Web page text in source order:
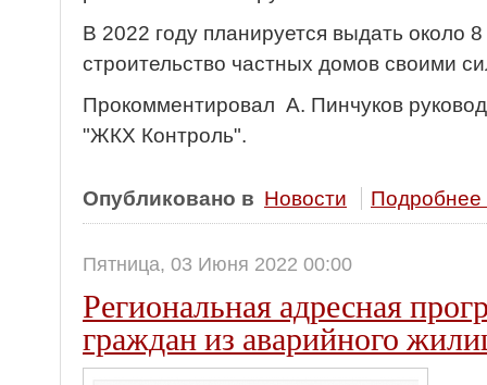
В 2022 году планируется выдать около
строительство частных домов своими
Прокомментировал А. Пинчуков
"ЖКХ Контроль".
Опубликовано в Новости Подробнее
Пятница, 03 Июня 2022 00:00
Региональная адресная
граждан из аварийного